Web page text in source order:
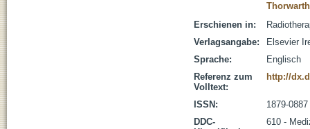
Erschienen in:
Verlagsangabe:
Elsevier
Sprache:
Englisch
Referenz zum
Volltext:
http://
ISSN:
1879-0887
DDC-
610 -